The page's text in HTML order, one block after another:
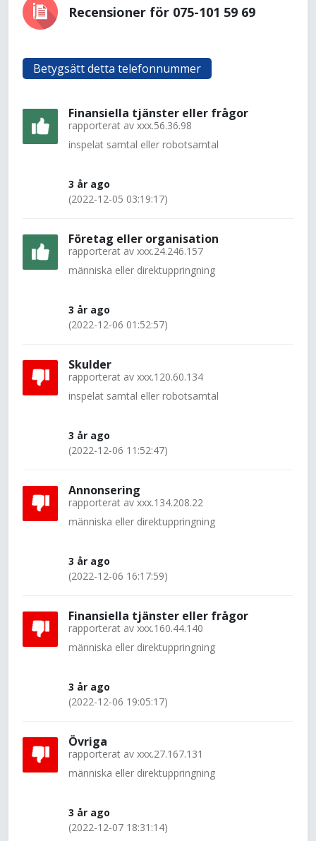
Recensioner för 075-101 59 69
Betygsätt detta telefonnummer
Finansiella tjänster eller frågor
rapporterat av xxx.56.36.98
inspelat samtal eller robotsamtal
3 år ago
(2022-12-05 03:19:17)
Företag eller organisation
rapporterat av xxx.24.246.157
människa eller direktuppringning
3 år ago
(2022-12-06 01:52:57)
Skulder
rapporterat av xxx.120.60.134
inspelat samtal eller robotsamtal
3 år ago
(2022-12-06 11:52:47)
Annonsering
rapporterat av xxx.134.208.22
människa eller direktuppringning
3 år ago
(2022-12-06 16:17:59)
Finansiella tjänster eller frågor
rapporterat av xxx.160.44.140
människa eller direktuppringning
3 år ago
(2022-12-06 19:05:17)
Övriga
rapporterat av xxx.27.167.131
människa eller direktuppringning
3 år ago
(2022-12-07 18:31:14)